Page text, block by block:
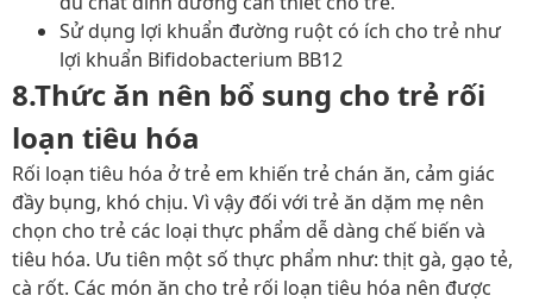
Sử dụng lợi khuẩn đường ruột có ích cho trẻ như
lợi khuẩn Bifidobacterium BB12
8.Thức ăn nên bổ sung cho trẻ rối
loạn tiêu hóa
Rối loạn tiêu hóa ở trẻ em khiến trẻ chán ăn, cảm giác
đầy bụng, khó chịu. Vì vậy đối với trẻ ăn dặm mẹ nên
chọn cho trẻ các loại thực phẩm dễ dàng chế biến và
tiêu hóa. Ưu tiên một số thực phẩm như: thịt gà, gạo tẻ,
cà rốt. Các món ăn cho trẻ rối loạn tiêu hóa nên được